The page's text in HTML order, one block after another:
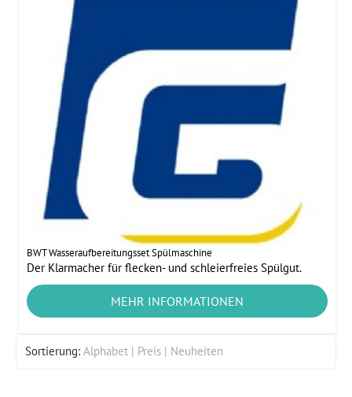
BWT Wasseraufbereitungsset Spülmaschine
Der Klarmacher für flecken- und schleierfreies Spülgut.
MEHR INFORMATIONEN
Sortierung: Alphabet Preis Neuheiten